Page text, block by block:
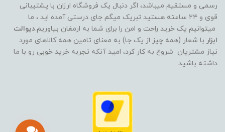
رسمی و مستقیم میباشد، اگر دنبال یک فروشگاه ارزان با پشتیبانی
قوی و ۲۴ ساعته هستید تبریک میگم جای درستی آمده اید ، ما
میتوانیم یک خرید راحت و امن را برای شما به ارمغان بیاوریم.دیوالت
ابزار با شعار (همه چیز از یک جا) به معنای تامین همه کالاهای مورد
نیاز مشتریان شروع به کار کرد، امید آنکه تجربه خرید خوبی رو با ما
داشته باشید